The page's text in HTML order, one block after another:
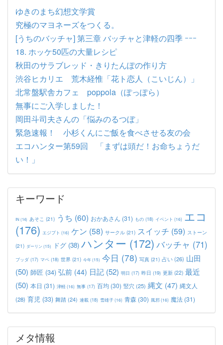
ゆきのまち幻想文学賞
究極のマヨネーズをつくる。
[うちのバッチャ] 第三章 バッチャと津軽の四季 ｰｰｰ
18. ホッケ50匹の大量レシピ
秋田のサラブレッド・きりたんぽの作り方
渋谷ヒカリエ 荒木経惟「花ト恋人（こいじん）」
北常盤駅舎カフェ poppola（ぽっぽら）
無事にご入学しました！
岡田斗司夫さんの「悩みのるつぼ」
緊急速報！ 小杉くんにご飯を食べさせる友の会
エコハンター第59回 「まずは頭だ！お命ちょうだ
い！」
キーワード
IN(14) あそこ (21) うち (60) おかあさん (31) もの (18) イベント (16) エコ
(176) エジプト (16) ケン (58) サークル (21) スイッチ (59) ストーン
(21) ダーリン(15) ドグ (38) ハンター (172) バッチャ (71)
ブッダ (17) マペ (18) 世界 (21) 今年(15) 今日 (78) 写真 (21) 占い(26) 山田
(50) 師匠 (34) 弘前 (44) 日記 (52) 明日 (17) 昨日 (19) 更新 (22) 最近
(50) 本日 (31) 津軽(16) 無事 (17) 百均 (30) 竪穴 (25) 縄文 (47) 縄文人
(28) 育児 (33) 舞踏 (24) 連載 (18) 雪雄子(16) 青森 (30) 風邪(16) 魔法 (31)
メタ情報